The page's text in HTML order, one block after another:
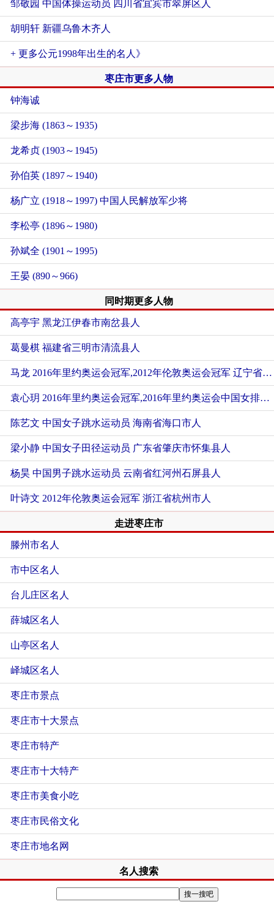
邹敬园 中国体操运动员 四川省宜宾市翠屏区人
胡明轩 新疆乌鲁木齐人
+ 更多公元1998年出生的名人》
枣庄市更多人物
钟海诚
梁步海 (1863～1935)
龙希贞 (1903～1945)
孙伯英 (1897～1940)
杨广立 (1918～1997) 中国人民解放军少将
李松亭 (1896～1980)
孙斌全 (1901～1995)
王晏 (890～966)
同时期更多人物
高亭宇 黑龙江伊春市南岔县人
葛曼棋 福建省三明市清流县人
马龙 2016年里约奥运会冠军,2012年伦敦奥运会冠军 辽宁省鞍山市千山区人
袁心玥 2016年里约奥运会冠军,2016年里约奥运会中国女排运动员
陈艺文 中国女子跳水运动员 海南省海口市人
梁小静 中国女子田径运动员 广东省肇庆市怀集县人
杨昊 中国男子跳水运动员 云南省红河州石屏县人
叶诗文 2012年伦敦奥运会冠军 浙江省杭州市人
走进枣庄市
滕州市名人
市中区名人
台儿庄区名人
薛城区名人
山亭区名人
峄城区名人
枣庄市景点
枣庄市十大景点
枣庄市特产
枣庄市十大特产
枣庄市美食小吃
枣庄市民俗文化
枣庄市地名网
名人搜索